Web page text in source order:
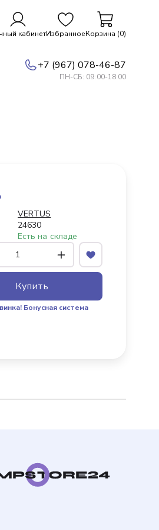
кабинетИзбранноеКорзина (0)
+7 (967) 078-46-87
ПН-СБ: 09:00-18:00
VERTUS
24630
Есть на складе
Купить
Бонусная система